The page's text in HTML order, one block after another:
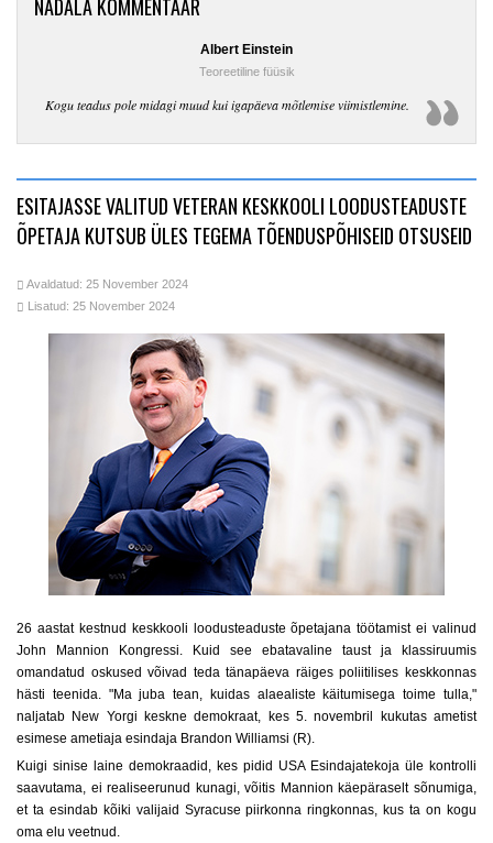
NÄDALA KOMMENTAAR
Albert Einstein
Teoreetiline füüsik
Kogu teadus pole midagi muud kui igapäeva mõtlemise viimistlemine.
ESITAJASSE VALITUD VETERAN KESKKOOLI LOODUSTEADUSTE
ÕPETAJA KUTSUB ÜLES TEGEMA TÕENDUSPÕHISEID OTSUSEID
Avaldatud: 25 November 2024
Lisatud: 25 November 2024
26 aastat kestnud keskkooli loodusteaduste õpetajana töötamist ei valinud
John Mannion Kongressi. Kuid see ebatavaline taust ja klassiruumis
omandatud oskused võivad teda tänapäeva räiges poliitilises keskkonnas
hästi teenida. "Ma juba tean, kuidas alaealiste käitumisega toime tulla,"
naljatab New Yorgi keskne demokraat, kes 5. novembril kukutas ametist
esimese ametiaja esindaja Brandon Williamsi (R).
Kuigi sinise laine demokraadid, kes pidid USA Esindajatekoja üle kontrolli
saavutama, ei realiseerunud kunagi, võitis Mannion käepäraselt sõnumiga,
et ta esindab kõiki valijaid Syracuse piirkonna ringkonnas, kus ta on kogu
oma elu veetnud.